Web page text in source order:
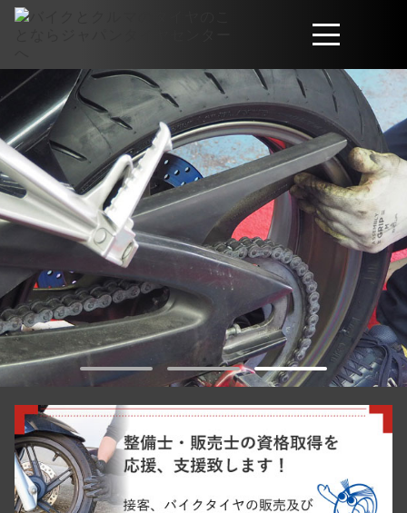
取扱商品
会社概要
工賃・サービスについて
お問い合わせ